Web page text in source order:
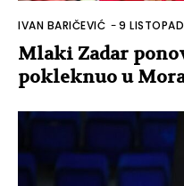
IVAN BARIČEVIĆ -9
Mlaki Zadar
pokleknuo u